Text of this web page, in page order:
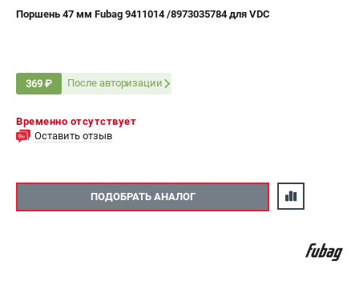
Поршень 47 мм Fubag 9411014 /8973035784 для VDC
369 ₽ После авторизации
Временно отсутствует
Оставить отзыв
ПОДОБРАТЬ АНАЛОГ